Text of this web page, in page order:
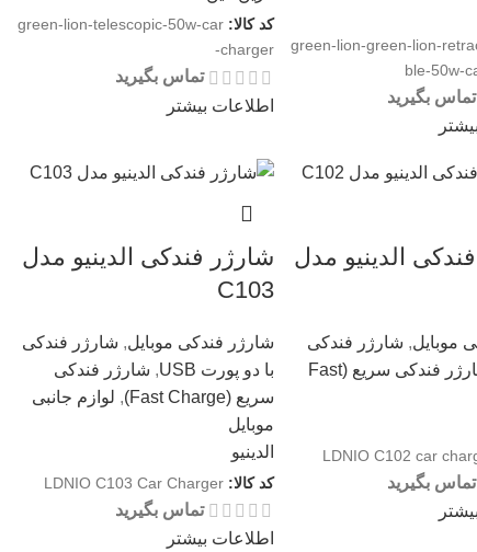
green-lion-green-lion-
ble-50w-
تماس بگیرید
کد کالا: green-lion-telescopic-50w-car
-charger
تماس بگیرید
اطلاعات بیشتر
الدینیو مدل
موبایل, شارژر فندکی
شارژر فندکی سریع (Fast
LDNIO C102 car
تماس بگیرید
شارژر فندکی الدینیو مدل
C103
شارژر فندکی موبایل, شارژر فندکی
با دو پورت USB
, شارژر فندکی
سریع (Fast Charge)
, لوازم جانبی
موبایل
الدینیو
کد کالا: LDNIO C103 Car Charger
تماس بگیرید
اطلاعات بیشتر